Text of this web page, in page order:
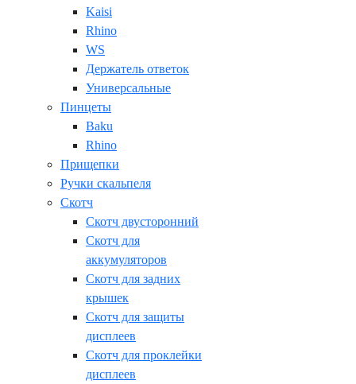
Kaisi
Rhino
WS
Держатель ответок
Универсальные
Пинцеты
Baku
Rhino
Прищепки
Ручки скальпеля
Скотч
Скотч двусторонний
Скотч для
аккумуляторов
Скотч для задних
крышек
Скотч для защиты
дисплеев
Скотч для проклейки
дисплеев